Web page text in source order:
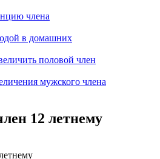
члена
в домашних
половой член
мужского члена
12 летнему